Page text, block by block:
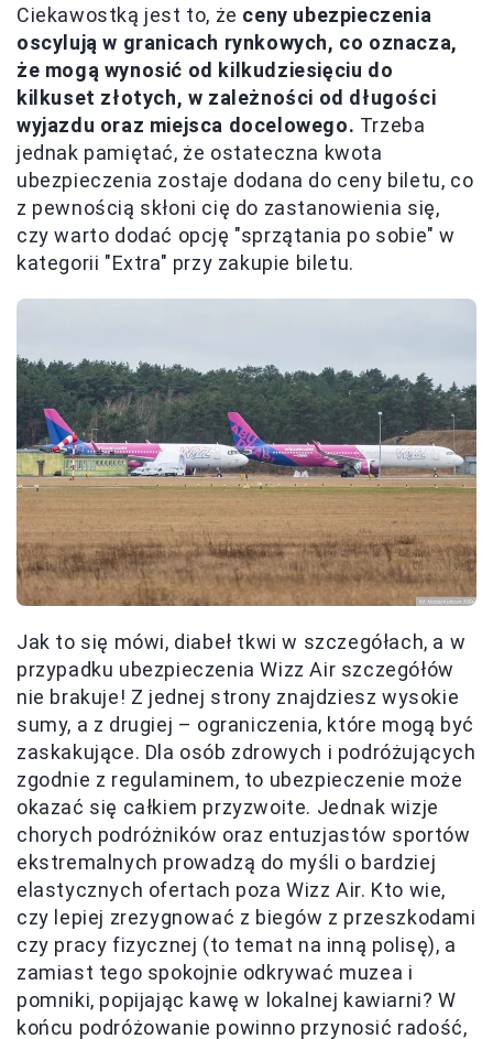
Ciekawostką jest to, że ceny ubezpieczenia
oscylują w granicach rynkowych, co oznacza,
że mogą wynosić od kilkudziesięciu do
kilkuset złotych, w zależności od długości
wyjazdu oraz miejsca docelowego. Trzeba
jednak pamiętać, że ostateczna kwota
ubezpieczenia zostaje dodana do ceny biletu, co
z pewnością skłoni cię do zastanowienia się,
czy warto dodać opcję "sprzątania po sobie" w
kategorii "Extra" przy zakupie biletu.
Jak to się mówi, diabeł tkwi w szczegółach, a w
przypadku ubezpieczenia Wizz Air szczegółów
nie brakuje! Z jednej strony znajdziesz wysokie
sumy, a z drugiej – ograniczenia, które mogą być
zaskakujące. Dla osób zdrowych i podróżujących
zgodnie z regulaminem, to ubezpieczenie może
okazać się całkiem przyzwoite. Jednak wizje
chorych podróżników oraz entuzjastów sportów
ekstremalnych prowadzą do myśli o bardziej
elastycznych ofertach poza Wizz Air. Kto wie,
czy lepiej zrezygnować z biegów z przeszkodami
czy pracy fizycznej (to temat na inną polisę), a
zamiast tego spokojnie odkrywać muzea i
pomniki, popijając kawę w lokalnej kawiarni? W
końcu podróżowanie powinno przynosić radość,